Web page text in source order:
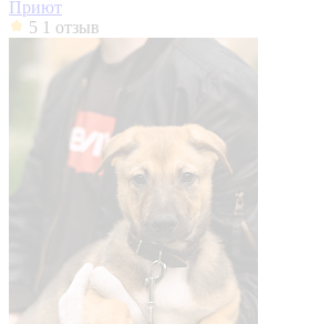
Приют
5 1 отзыв